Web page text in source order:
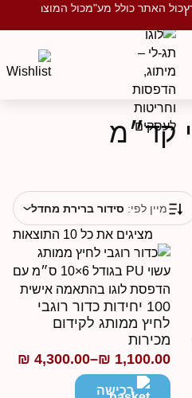
האתר כולל מע"מכול המוצרים
קד״מ
מציגים את כל ⁦10⁩ התוצאות
מיין לפי:סידור ברירת מחדל
100 יחידות כדור רוגבי
לחיץ ממותג לקידום
מכירות
₪1,100.00
–
₪4,300.00
טווח
מחירים:רכישה